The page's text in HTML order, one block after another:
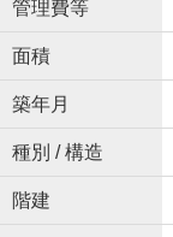
管理費等
面積
築年月
種別 / 構造
階建